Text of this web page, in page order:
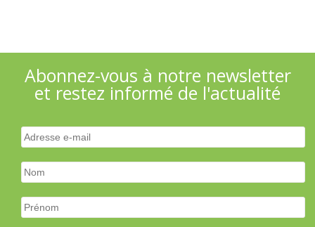
Abonnez-vous à notre newsletter
et restez informé de l'actualité